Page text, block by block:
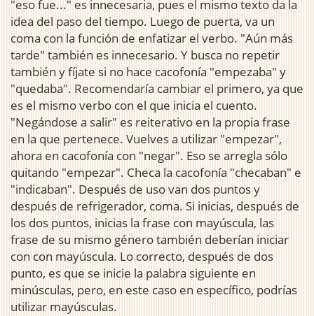
"eso fue..." es innecesaria, pues el mismo texto da la
idea del paso del tiempo. Luego de puerta, va un
coma con la función de enfatizar el verbo. "Aún más
tarde" también es innecesario. Y busca no repetir
también y fíjate si no hace cacofonía "empezaba" y
"quedaba". Recomendaría cambiar el primero, ya que
es el mismo verbo con el que inicia el cuento.
"Negándose a salir" es reiterativo en la propia frase
en la que pertenece. Vuelves a utilizar "empezar",
ahora en cacofonía con "negar". Eso se arregla sólo
quitando "empezar". Checa la cacofonía "checaban" e
"indicaban". Después de uso van dos puntos y
después de refrigerador, coma. Si inicias, después de
los dos puntos, inicias la frase con mayúscula, las
frase de su mismo género también deberían iniciar
con con mayúscula. Lo correcto, después de dos
punto, es que se inicie la palabra siguiente en
minúsculas, pero, en este caso en específico, podrías
utilizar mayúsculas.